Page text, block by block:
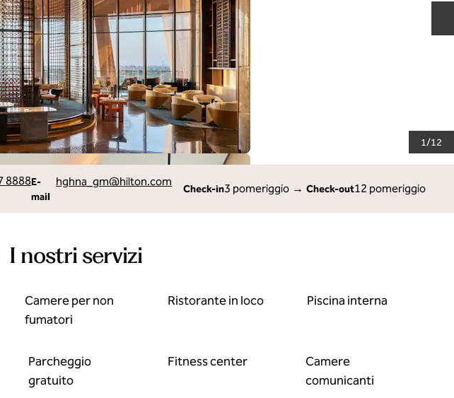
1/12
8888E-
mail
Email hghna_gm@hilton.com
Check-in3 pomeriggio → Check-out12 pomeriggio
I nostri servizi
Camere per non
fumatori
Ristorante in loco Piscina interna
Parcheggio
gratuito
Fitness center
Camere
comunicanti